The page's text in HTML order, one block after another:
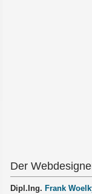
Der
Dipl.Ing.Frank